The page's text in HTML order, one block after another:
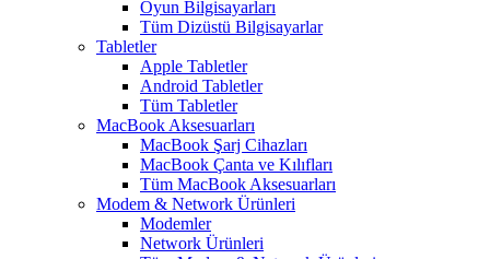
Oyun Bilgisayarları
Tüm Dizüstü Bilgisayarlar
Tabletler
Apple Tabletler
Android Tabletler
Tüm Tabletler
MacBook Aksesuarları
MacBook Şarj Cihazları
MacBook Çanta ve Kılıfları
Tüm MacBook Aksesuarları
Modem & Network Ürünleri
Modemler
Network Ürünleri